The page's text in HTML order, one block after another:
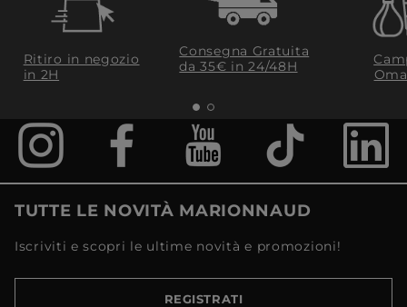
Ritiro in negozio
in 2H
Consegna Gratuita
da 35€​ in 24/48H
TUTTE LE NOVITÀ MARIONNAUD
Iscriviti e scopri le ultime novità e promozioni!
REGISTRATI